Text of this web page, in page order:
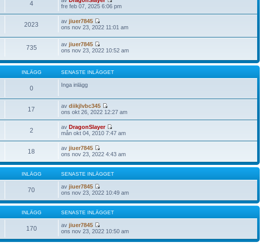
4
fre feb 07, 2025 6:06 pm
2023 avjiuer7845
ons nov 23, 2022 11:01 am
735 avjiuer7845
ons nov 23, 2022 10:52 am
INLÄGG SENASTE INLÄGGET
0 Inga inlägg
17 avdiikjlvbc345
ons okt 26, 2022 12:27 am
2 av DragonSlayer
mån okt 04, 2010 7:47 am
18 avjiuer7845
ons nov 23, 2022 4:43 am
INLÄGG SENASTE INLÄGGET
70 avjiuer7845
ons nov 23, 2022 10:49 am
INLÄGG SENASTE INLÄGGET
170 avjiuer7845
ons nov 23, 2022 10:50 am